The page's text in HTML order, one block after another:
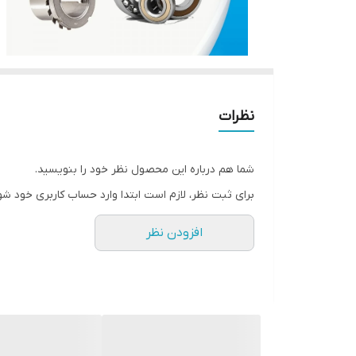
نظرات
شما هم درباره این محصول نظر خود را بنویسید.
برای ثبت نظر، لازم است ابتدا وارد حساب کاربری خود
افزودن نظر